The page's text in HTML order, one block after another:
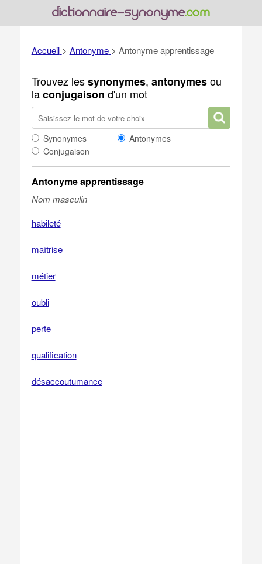
Accueil > Antonyme > Antonyme apprentissage
Trouvez lessynonymes, antonymesou
laconjugaison d'un mot
Synonymes
Antonymes
Conjugaison
Antonyme apprentissage
Nom masculin
habileté
maîtrise
métier
oubli
perte
qualification
désaccoutumance